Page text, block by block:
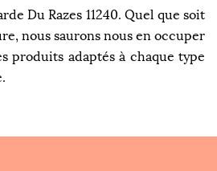
Du Razes 11240. Quel que soit
nous saurons nous en occuper
produits adaptés à chaque type